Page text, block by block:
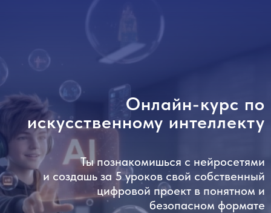
Онлайн-курс по
искусственному интеллекту
Ты познакомишься с нейросетями
и создашь за 5 уроков свой собственный
цифровой проект в понятном и
безопасном формате